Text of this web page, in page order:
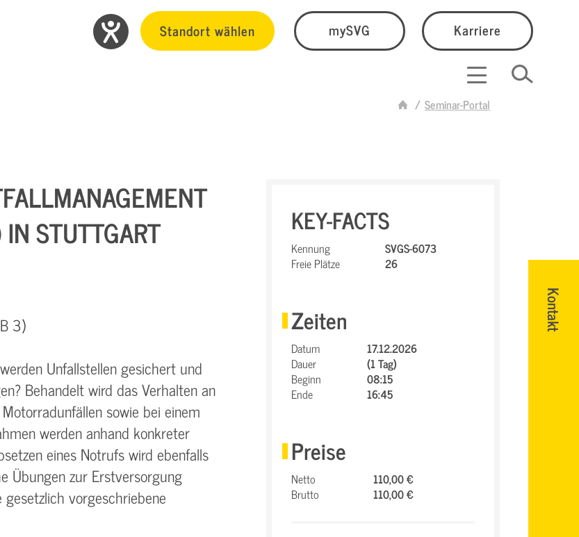
Standort wählen mySVG Karriere
Seminar-Portal
Kontakt
STUTTGART
3)
Unfallstellen gesichert und
Behandelt wird das Verhalten an
sowie bei einem
werden anhand konkreter
eines Notrufs wird ebenfalls
Übungen zur Erstversorgung
vorgeschriebene
KEY-FACTS
Kennung
SVGS-6073
Freie Plätze
26
Zeiten
Datum
17.12.2026
Dauer
(1 Tag)
Beginn
08:15
Ende
16:45
Preise
Netto
110,00 €
Brutto
110,00 €